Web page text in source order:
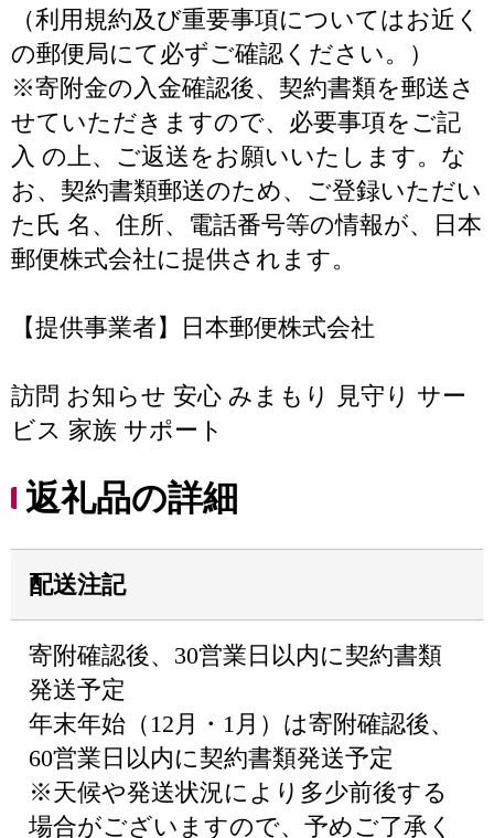
（利用規約及び重要事項についてはお近く
の郵便局にて必ずご確認ください。）
※寄附金の入金確認後、契約書類を郵送さ
せていただきますので、必要事項をご記
入 の上、ご返送をお願いいたします。な
お、契約書類郵送のため、ご登録いただい
た氏 名、住所、電話番号等の情報が、日本
郵便株式会社に提供されます。
【提供事業者】日本郵便株式会社
訪問 お知らせ 安心 みまもり 見守り サー
ビス 家族 サポート
返礼品の詳細
配送注記
寄附確認後、30営業日以内に契約書類
発送予定
年末年始（12月・1月）は寄附確認後、
60営業日以内に契約書類発送予定
※天候や発送状況により多少前後する
場合がございますので、予めご了承く